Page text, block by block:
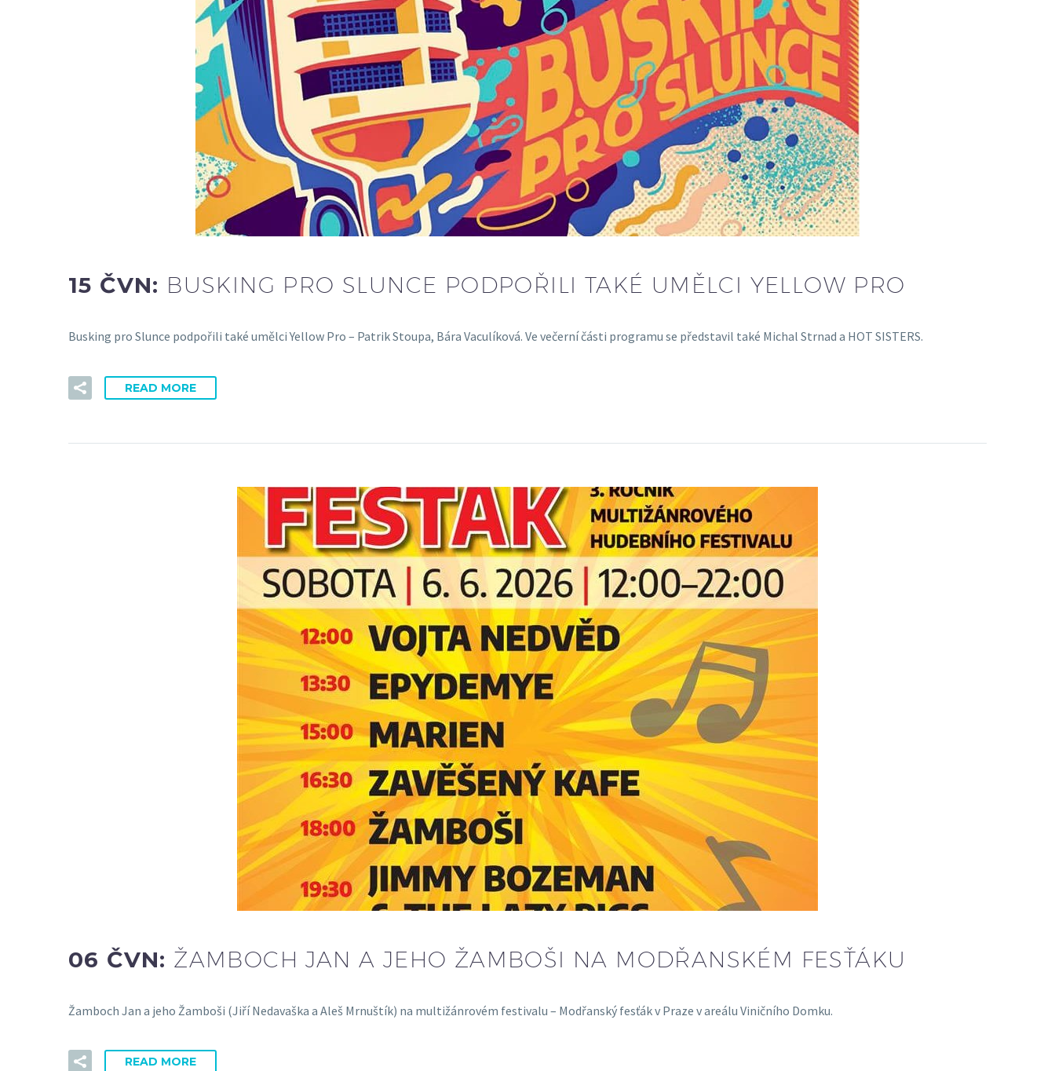
15 ČVN: BUSKING PRO SLUNCE PODPOŘILI TAKÉ UMĚLCI YELLOW PRO
Busking pro Slunce podpořili také umělci Yellow Pro – Patrik Stoupa, Bára Vaculíková. Ve večerní části programu se představil také Michal Strnad a HOT SISTERS.
READ MORE
06 ČVN: ŽAMBOCH JAN A JEHO ŽAMBOŠI NA MODŘANSKÉM FESŤÁKU
Žamboch Jan a jeho Žamboši (Jiří Nedavaška a Aleš Mrnuštík) na multižánrovém festivalu – Modřanský fesťák v Praze v areálu Viničního Domku.
READ MORE